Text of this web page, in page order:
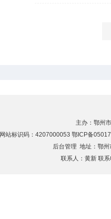
主办：鄂州
网站标识码：4207000053 鄂ICP备
后台管理 地址：鄂
联系人：黄新 联